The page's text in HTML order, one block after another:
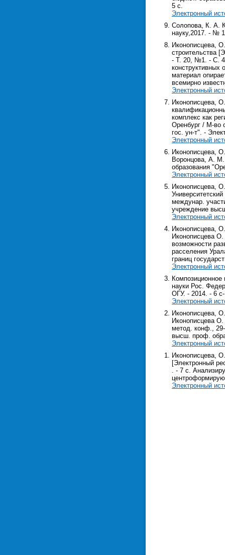
5 с.
Электронный
Солопова, К. А.
науку,2017. - №
Иконописцева,
строительства
- Т. 20, №1. - С.
конструктивных
материал
всемирно
Электронный
Иконописцева,
комплекс как
Оренбург / М-во
гос. ун-т". -
Электронный
Иконописцева,
Воронцова, А.
образования
Электронный
Иконописцева,
междунар.
учреждение
Электронный
Иконописцева,
Иконописцева
возможности
расселения
границ
Электронный
науки Рос.
ОГУ. - 2014. - 6
Электронный
Иконописцева,
Иконописцева О.
метод. конф.,
высш. проф.
Электронный
Иконописцева,
[Электронный
. - 7 с.
Электронный